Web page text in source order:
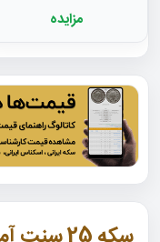
مزایده